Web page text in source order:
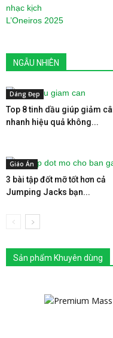
NGẪU NHIÊN
Dáng Đẹp
Top 8 tinh dầu giúp giảm
nhanh hiệu quả không...
Giáo Án
3 bài tập đốt mỡ tốt hơn cả
Jumping Jacks bạn...
Sản phẩm Khuyên dùng